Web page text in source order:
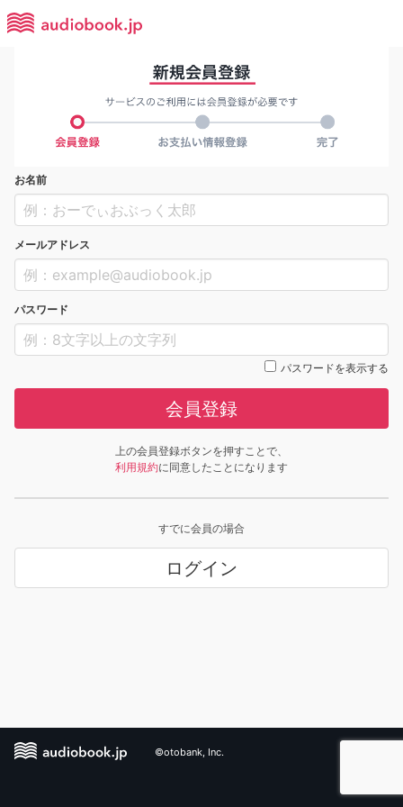
お名前
メールアドレス
パスワード
パスワードを表示する
会員登録
上の会員登録ボタンを押すことで、
利用規約に同意したことになります
すでに会員の場合
ログイン
©otobank, Inc.